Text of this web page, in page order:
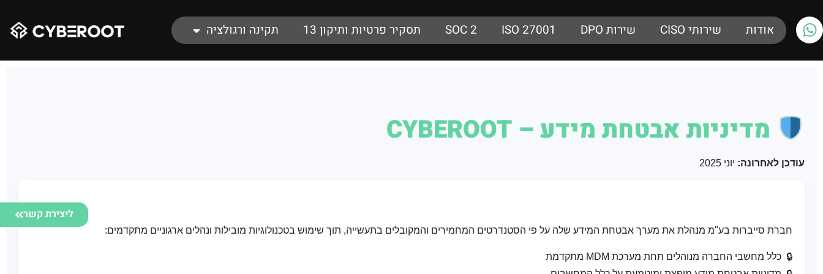
אודות שירותי CISO שירות DPO ISO 27001
SOC 2 תסקיר פרטיות ותיקון 13 תקינה ורגולציה
ליצירת קשר
מדיניות אבטחת מידע – CYBEROOT
עודכן לאחרונה: יוני 2025
חברת סייברות בע"מ מנהלת את מערך אבטחת המידע שלה על פי הסטנדרטים המחמירים והמקובלים בתעשייה, תוך שימוש בטכנולוגיות מובילות ונהלים ארגוניים מתקדמים:
כלל מחשבי החברה מנוהלים תחת מערכת MDM מתקדמת